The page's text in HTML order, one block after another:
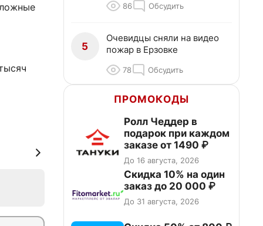
86 Обсудить
5
Очевидцы сняли на видео
пожар в Ерзовке
78 Обсудить
ПРОМОКОДЫ
Ролл Чеддер в
подарок при каждом
заказе от 1490 ₽
До 16 августа, 2026
Скидка 10% на один
заказ до 20 000 ₽
До 31 августа, 2026